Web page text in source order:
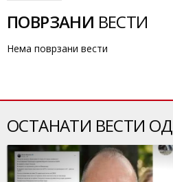
ПОВРЗАНИ ВЕСТИ
Нема поврзани вести
ОСТАНАТИ ВЕСТИ ОД